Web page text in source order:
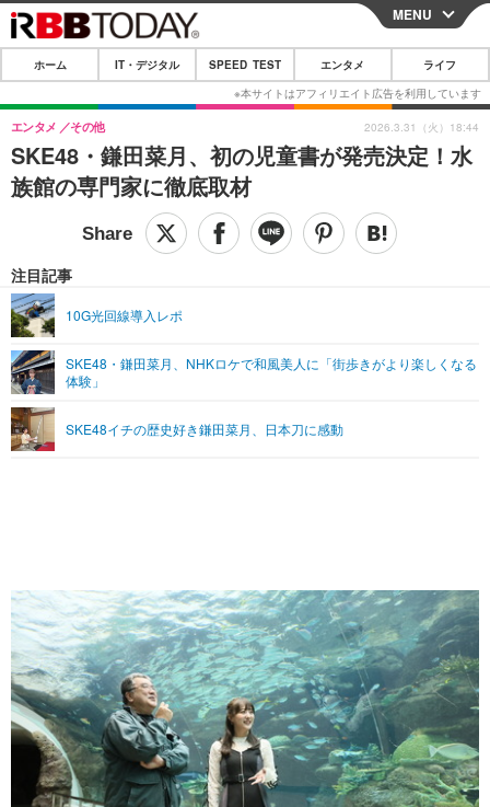
CLOSE
ホーム
IT・デジタル
IT・デジタルTOP スマートフォン
ショッピング その他
SPEED TEST
エンタメTOP 映画・ドラマ
グラビア
ショッピング
ライフTOP
リリース一覧
プッシュ通知の停止方法
MENU
ホーム IT・デジタル SPEED TEST エンタメ ライフ
SKE48・鎌田菜月、初の児童書が発売決定！水
族館の専門家に徹底取材
エンタメ その他
注目記事
10G光回線導入レポ
SKE48・鎌田菜月、NHKロケで和風美人に「街歩きがより楽しくなる
体験」
SKE48イチの歴史好き鎌田菜月、日本刀に感動
2026.3.31（火）18:44